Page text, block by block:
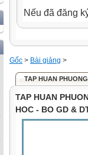
Nếu đã đăng
Gốc > Bài giảng >
TAP HUAN
TAP HUAN
HOC - BO GD &